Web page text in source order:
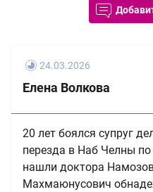
24.03.2026
Елена Волкова
20 лет боялся супруг
перезда в Наб Челны
нашли доктора
Махмаюнусович